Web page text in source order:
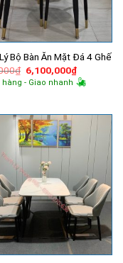
Bộ Bàn Ăn Mặt Đá 4 Ghế
₫ Giá
gốc
là:
6,100,000₫Giá
hiện
tại
hàng - Giao nhanh